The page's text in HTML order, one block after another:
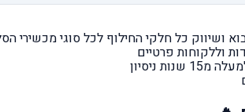
ושיווק כל חלקי החילוף לכל סוגי מכשירי
וללקוחות פרטיים
ניסיון